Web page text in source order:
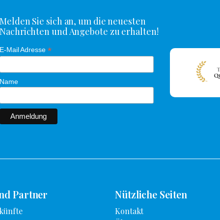
Melden Sie sich an, um die neuesten
Nachrichten und Angebote zu erhalten!
E-Mail Adresse *
Name
Partner Nützliche Seiten
Kontakt